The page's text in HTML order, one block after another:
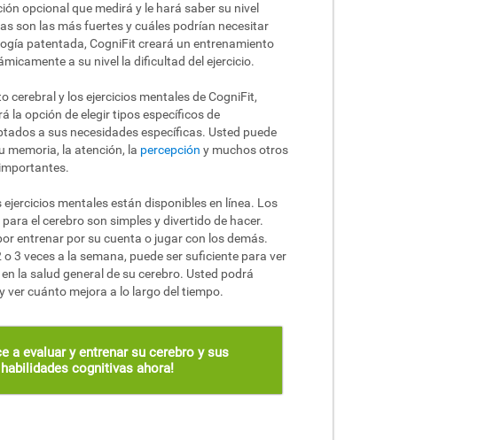
opcional que medirá y le hará saber su nivel
son las más fuertes y cuáles podrían necesitar
patentada, CogniFit creará un entrenamiento
a su nivel la dificultad del ejercicio.
cerebral y los ejercicios mentales de CogniFit,
la opción de elegir tipos específicos de
a sus necesidades específicas. Usted puede
memoria, la atención, la percepción y muchos otros
mentales están disponibles en línea. Los
el cerebro son simples y divertido de hacer.
entrenar por su cuenta o jugar con los demás.
3 veces a la semana, puede ser suficiente para ver
la salud general de su cerebro. Usted podrá
ver cuánto mejora a lo largo del tiempo.
a evaluar y entrenar su cerebro y sus
habilidades cognitivas ahora!